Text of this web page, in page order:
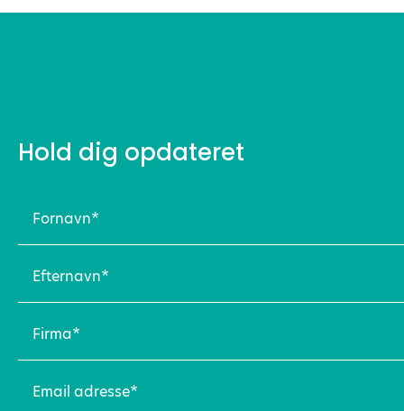
Hold dig opdateret
(Påkrævet)
(Påkrævet)
(Påkrævet)
adresse